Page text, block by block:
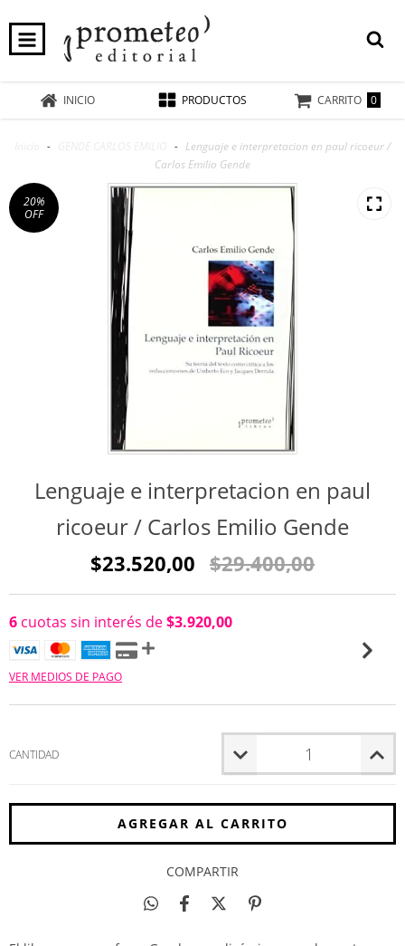
INICIO PRODUCTOS CARRITO 0
- - Lenguaje e interpretacion en paul ricoeur /
Carlos Emilio Gende
20%
OFF
Lenguaje e interpretacion en paul
ricoeur / Carlos Emilio Gende
$23.520,00 $29.400,00
6 cuotas sin interés de$3.920,00
VER MEDIOS DE PAGO
CANTIDAD
COMPARTIR